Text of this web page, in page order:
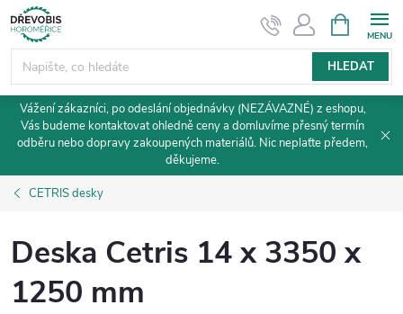
Přejít
na
obsah
HLEDAT
NÁKUPNÍ
KOŠÍK
Vážení zákazníci, po odeslání objednávky (NEZÁVAZNÉ) z eshopu,
Vás budeme kontaktovat ohledně ceny a domluvíme přesný termín
odběru nebo dopravy zakoupených materiálů. Nic neplaťte předem,
děkujeme.
CETRIS desky
Deska Cetris 14 x 3350 x
1250 mm